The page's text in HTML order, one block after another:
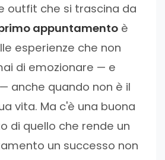
outfit che si trascina da
appuntamento è
esperienze che non
di emozionare — e
anche quando non è il
vita. Ma c'è una buona
di quello che rende un
un successo non